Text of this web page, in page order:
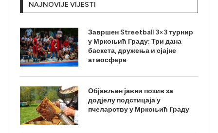
NAJNOVIJE VIJESTI
Завршен Streetball 3×3 турнир
у Мркоњић Граду: Три дана
баскета, дружења и сјајне
атмосфере
Објављен јавни позив за
додјелу подстицаја у
пчеларству у Мркоњић Граду